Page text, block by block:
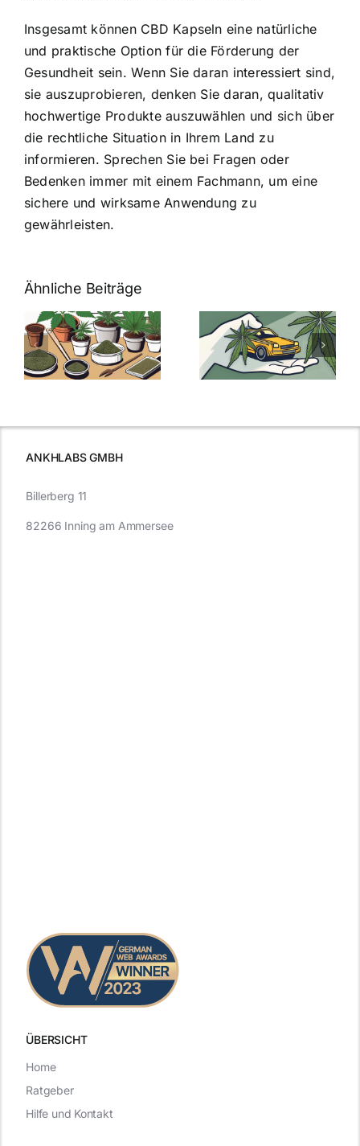
Insgesamt können CBD Kapseln eine natürliche
und praktische Option für die Förderung der
Gesundheit sein. Wenn Sie daran interessiert sind,
sie auszuprobieren, denken Sie daran, qualitativ
hochwertige Produkte auszuwählen und sich über
die rechtliche Situation in Ihrem Land zu
informieren. Sprechen Sie bei Fragen oder
Bedenken immer mit einem Fachmann, um eine
sichere und wirksame Anwendung zu
gewährleisten.
Ähnliche Beiträge
Neue THC-
Grenzwert-
Regelung:
Was Sie über
Cannabis und
müssen
Cannabis
Samen
kaufen: Alles
was Sie
ANKHLABS GMBH
ÜBERSICHT
Billerberg 11
82266 Inning am Ammersee
Home
Ratgeber
Hilfe und Kontakt